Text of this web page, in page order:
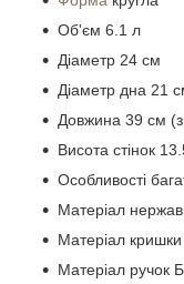
Об'єм 6.1 л
Діаметр 24 см
Діаметр дна 21
Довжина 39 см
Висота стінок
Особливості
Матеріал
Матеріал кришки
Матеріал ручок